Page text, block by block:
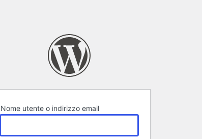
Nome utente o indirizzo email